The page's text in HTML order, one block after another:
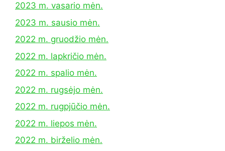
2023 m. vasario mėn.
2023 m. sausio mėn.
2022 m. gruodžio mėn.
2022 m. lapkričio mėn.
2022 m. spalio mėn.
2022 m. rugsėjo mėn.
2022 m. rugpjūčio mėn.
2022 m. liepos mėn.
2022 m. birželio mėn.